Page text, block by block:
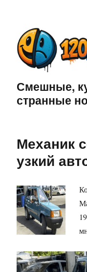
Смешные,
странные
Механик
узкий